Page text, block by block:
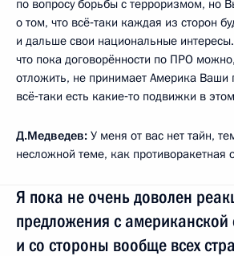
по вопросу борьбы с терроризмом, но
о том, что всё‑таки каждая из сторон
и дальше свои национальные
что пока договорённости по ПРО
отложить, не принимает Америка Ваши
всё‑таки есть какие‑то подвижки в
Д.Медведев: У меня от вас нет тайн,
несложной теме, как противоракетная
Я пока не очень доволен
предложения с американской
и со стороны вообще всех